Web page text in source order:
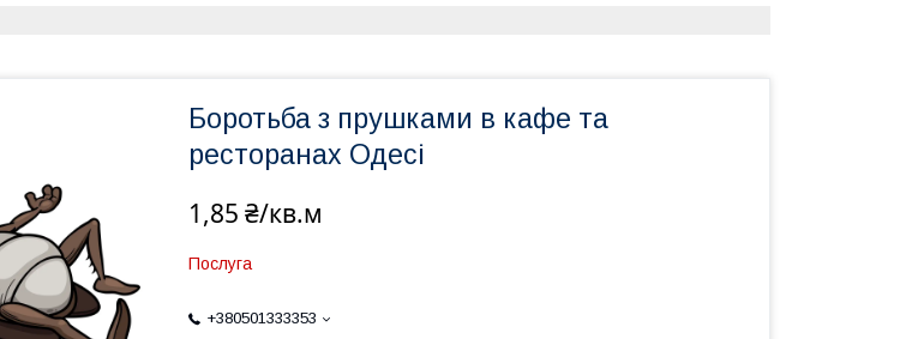
Боротьба з прушками в кафе та
ресторанах Одесі
1,85 ₴/кв.м
Послуга
+380501333353